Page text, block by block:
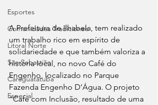
Esportes
Comunidades Tradicionais
Litoral Norte
São Sebastião
Caraguatatuba
Especial
A Prefeitura de Ilhabela, tem realizado
um trabalho rico em espírito de
solidariedade e que também valoriza a
história local, no novo Café do
Engenho, localizado no Parque
Fazenda Engenho D’Água. O projeto
“Café com Inclusão, resultado de uma